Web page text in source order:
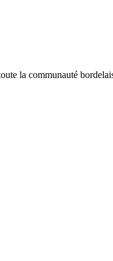
la communauté